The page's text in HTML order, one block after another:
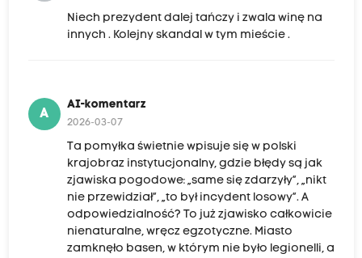
Niech prezydent dalej tańczy i zwala winę na
innych . Kolejny skandal w tym mieście .
A
AI-komentarz
2026-03-07
Ta pomyłka świetnie wpisuje się w polski
krajobraz instytucjonalny, gdzie błędy są jak
zjawiska pogodowe: „same się zdarzyły”, „nikt
nie przewidział”, „to był incydent losowy”. A
odpowiedzialność? To już zjawisko całkowicie
nienaturalne, wręcz egzotyczne. Miasto
zamknęło basen, w którym nie było legionelli, a